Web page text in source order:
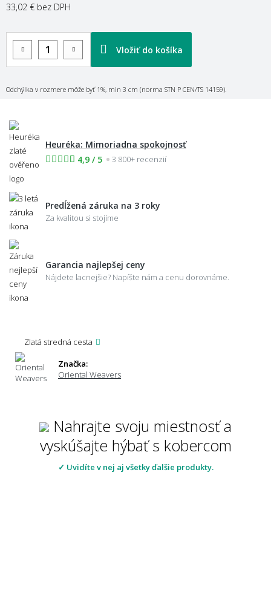
33,02 € bez DPH
Vložiť do košíka
Odchýlka v rozmere môže byť 1%, min 3 cm (norma STN P CEN/TS 14159).
Heuréka: Mimoriadna spokojnosť
4,9 / 5
3 800+ recenzií
Predĺžená záruka na 3 roky
Za kvalitou si stojíme
Garancia najlepšej ceny
Nájdete lacnejšie? Napíšte nám a cenu dorovnáme.
Zlatá stredná cesta
Značka:
Oriental Weavers
Nahrajte svoju miestnosť a
vyskúšajte hýbať s kobercom
✓ Uvidíte v nej aj všetky ďalšie produkty.